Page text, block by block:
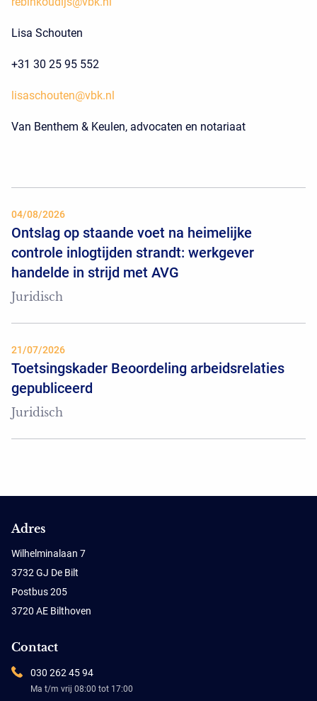
Lisa Schouten
+31 30 25 95 552
lisaschouten@vbk.nl
Van Benthem & Keulen, advocaten en notariaat
04/08/2026
Ontslag op staande voet na heimelijke
controle inlogtijden strandt: werkgever
handelde in strijd met AVG
Juridisch
21/07/2026
Toetsingskader Beoordeling arbeidsrelaties
gepubliceerd
Juridisch
Adres
Wilhelminalaan 7
3732 GJ De Bilt
Postbus 205
3720 AE Bilthoven
Contact
030 262 45 94
Ma t/m vrij 08:00 tot 17:00